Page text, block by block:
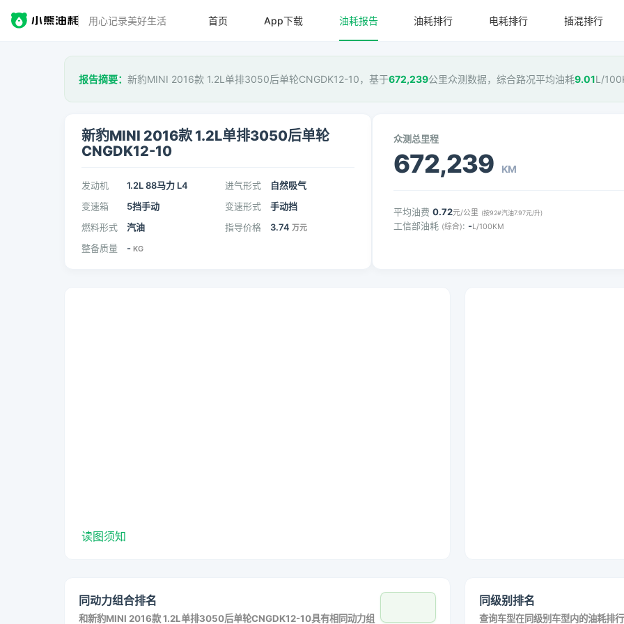
用心记录美好生活 首页 App下载 油耗报告 油耗排行 电耗排行 插混排行
报告摘要： 新豹MINI 2016款 1.2L单排3050后单轮CNGDK12-10，基于672,239公里众测数据，综合路况平均油耗9.01L/
新豹MINI 2016款 1.2L单排3050后单轮
CNGDK12-10
发动机 1.2L 88马力 L4 进气形式
自然吸气
变速箱
5挡手动 变速形式
手动挡
燃料形式
汽油 指导价格 3.74 万元
整备质量 - KG
众测总里程
672,239 KM
平均油费 0.72元/公里 (按92#汽油7.97元/升)
工信部油耗 (综合): -L/100KM
读图须知
同动力组合排名
和新豹MINI 2016款 1.2L单排3050后单轮CNGDK12-10具有相同动力组
同级别排名
查询车型在同级别车型内的油耗排